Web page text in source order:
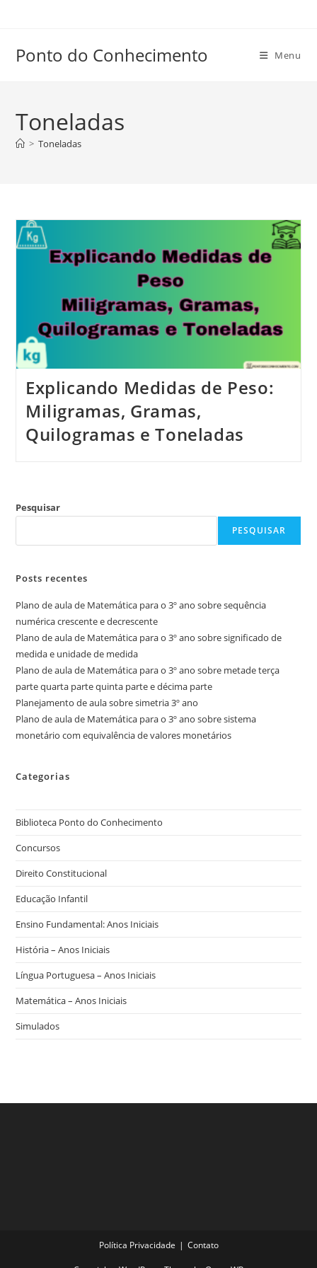
conteúdo
Ponto do Conhecimento Menu
Toneladas
> Toneladas
Explicando Medidas de Peso:
Miligramas, Gramas,
Quilogramas e Toneladas
Pesquisar
PESQUISAR
Posts recentes
Plano de aula de Matemática para o 3º ano sobre sequência
numérica crescente e decrescente
Plano de aula de Matemática para o 3º ano sobre significado de
medida e unidade de medida
Plano de aula de Matemática para o 3º ano sobre metade terça
parte quarta parte quinta parte e décima parte
Planejamento de aula sobre simetria 3º ano
Plano de aula de Matemática para o 3º ano sobre sistema
monetário com equivalência de valores monetários
Categorias
Biblioteca Ponto do Conhecimento
Concursos
Direito Constitucional
Educação Infantil
Ensino Fundamental: Anos Iniciais
História – Anos Iniciais
Língua Portuguesa – Anos Iniciais
Matemática – Anos Iniciais
Simulados
Política Privacidade Contato